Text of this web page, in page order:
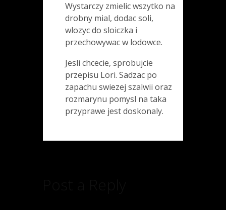
Wystarczy zmielic wszytko na
drobny mial, dodac soli,
wlozyc do sloiczka i
przechowywac w lodowce.
Jesli chcecie, sprobujcie
przepisu Lori. Sadzac po
zapachu swiezej szalwii oraz
rozmarynu pomysl na taka
przyprawe jest doskonaly.